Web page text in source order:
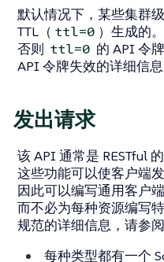
默认情况下，某些集群
TTL（ ttl=0 ）生成的
否则 ttl=0 的 API 令
API 令牌失效的详细信
发出请求
该 API 通常是 RESTful
这些功能可以使客户端
因此可以编写通用客户端
而不必为每种资源编写
规范的详细信息，请参阅
每种类型都有一个